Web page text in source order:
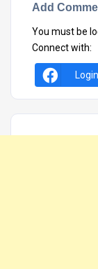
Add
You must be
Connect with: